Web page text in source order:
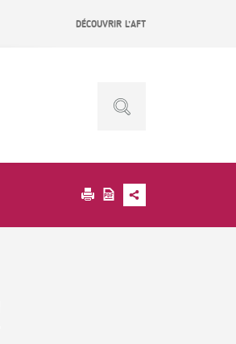
DÉCOUVRIR L’AFT